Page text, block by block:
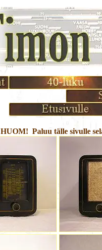
HUOM! Paluu tälle sivulle